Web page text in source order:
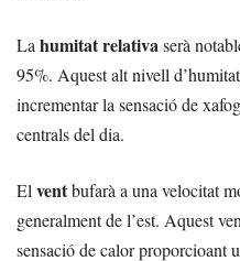
Lahumitat relativaserà
95%. Aquest alt nivell
incrementar la sensació de
centrals del dia.
Elventbufarà a una velocitat
generalment de l’est. Aquest
sensació de calor proporcioant